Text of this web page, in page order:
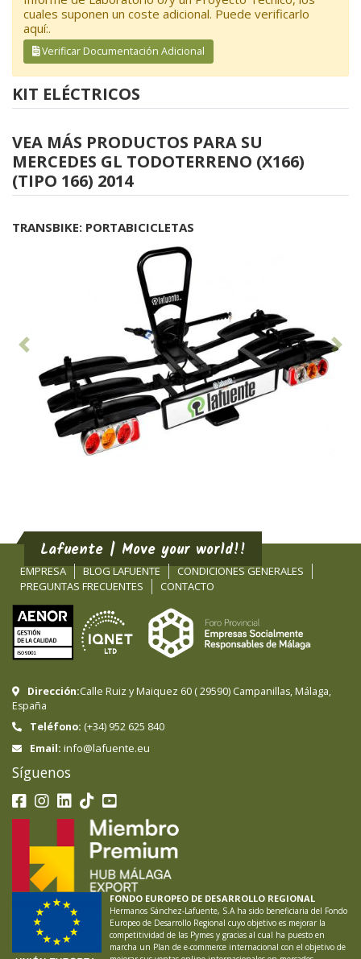
cuales suponen un coste adicional. Puede verificarlo
aquí:.
Verificar Documentación Adicional
KIT ELÉCTRICOS
VEA MÁS PRODUCTOS PARA SU
MERCEDES GL TODOTERRENO (X166)
(TIPO 166) 2014
TRANSBIKE: PORTABICICLETAS
Lafuente | Move your world!!
EMPRESA BLOG LAFUENTE
CONDICIONES GENERALES
PREGUNTAS FRECUENTES
CONTACTO
Dirección:Calle Ruiz y Maiquez 60 (29590) Campanillas, Málaga,
España
Teléfono: (+34) 952 625 840
Email: info@lafuente.eu
Síguenos
FONDO EUROPEO DE DESARROLLO REGIONAL
Hermanos Sánchez-Lafuente, S.A ha sido beneficiaria del Fondo
Europeo de Desarrollo Regional cuyo objetivo es mejorar la
competitividad de las Pymes y gracias al cual ha puesto en
marcha un Plan de e-commerce internacional con el objetivo de